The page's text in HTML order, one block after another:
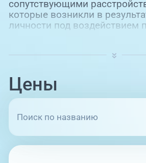
сопутствующими
которые возникли в
личности под воздействием
Цены